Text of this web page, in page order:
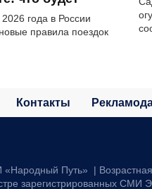
года в России
правила поездок
Контакты
Путь» | Возрастная
зарегистрированных